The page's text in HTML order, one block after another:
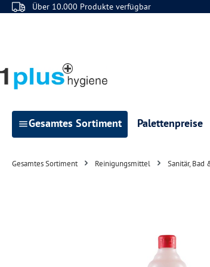
Hauptinhalt springen
Zur Suche springen
Zur Hauptnavigation springen
Über 10.000 Produkte verfügbar
Gesamtes Sortiment Palettenpreise
Gesamtes Sortiment Reinigungsmittel Sanitär, Bad